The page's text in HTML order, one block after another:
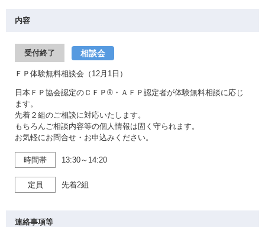
内容
受付終了 相談会
ＦＰ体験無料相談会（12月1日）
日本ＦＰ協会認定のＣＦＰ®・ＡＦＰ認定者が体験無料相談に応じ
ます。
先着２組のご相談に対応いたします。
もちろんご相談内容等の個人情報は固く守られます。
お気軽にお問合せ・お申込みください。
時間帯 13:30～14:20
定員 先着2組
連絡事項等